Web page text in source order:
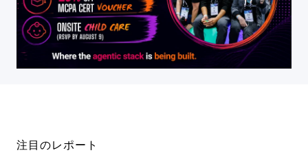
注目のレポート